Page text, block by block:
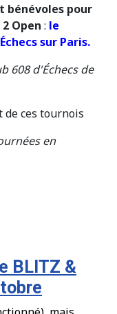
bénévoles pour
Open : le
sur Paris.
608 d'Échecs de
ces tournois
en
BLITZ &